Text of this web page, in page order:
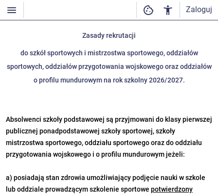
Zaloguj
Zasady rekrutacji
do szkół sportowych i mistrzostwa sportowego, oddziałów
sportowych, oddziałów przygotowania wojskowego oraz oddziałów
o profilu mundurowym na rok szkolny 2026/2027.
Absolwenci szkoły podstawowej są przyjmowani do klasy pierwszej
publicznej ponadpodstawowej szkoły sportowej, szkoły
mistrzostwa sportowego, oddziału sportowego oraz do oddziału
przygotowania wojskowego i o profilu mundurowym jeżeli:
a) posiadają stan zdrowia umożliwiający podjęcie nauki w szkole
lub oddziale prowadzącym szkolenie sportowe potwierdzony